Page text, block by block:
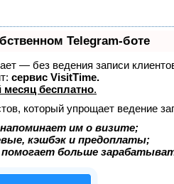
Telegram-боте
— без ведения записи
сервис VisitTime.
бесплатно.
который упрощает ведение
им о визите;
кэшбэк и предоплаты;
больше